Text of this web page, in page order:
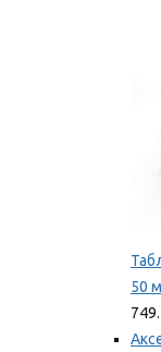
50